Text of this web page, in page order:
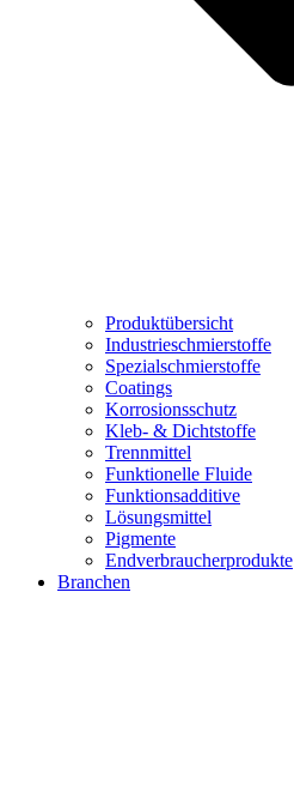
Produktübersicht
Industrieschmierstoffe
Spezialschmierstoffe
Coatings
Korrosionsschutz
Kleb- & Dichtstoffe
Trennmittel
Funktionelle Fluide
Funktionsadditive
Lösungsmittel
Pigmente
Endverbraucherprodukte
Branchen